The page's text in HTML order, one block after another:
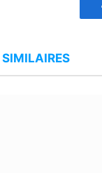
SIMILAIRES